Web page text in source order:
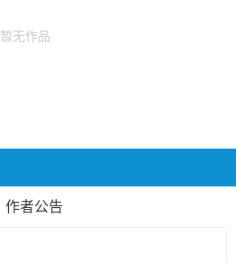
暂无作品
作者公告